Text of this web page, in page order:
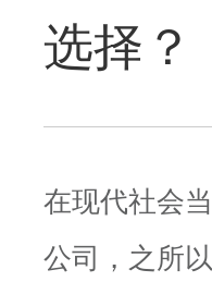
选择？
在现代社会
公司，之所